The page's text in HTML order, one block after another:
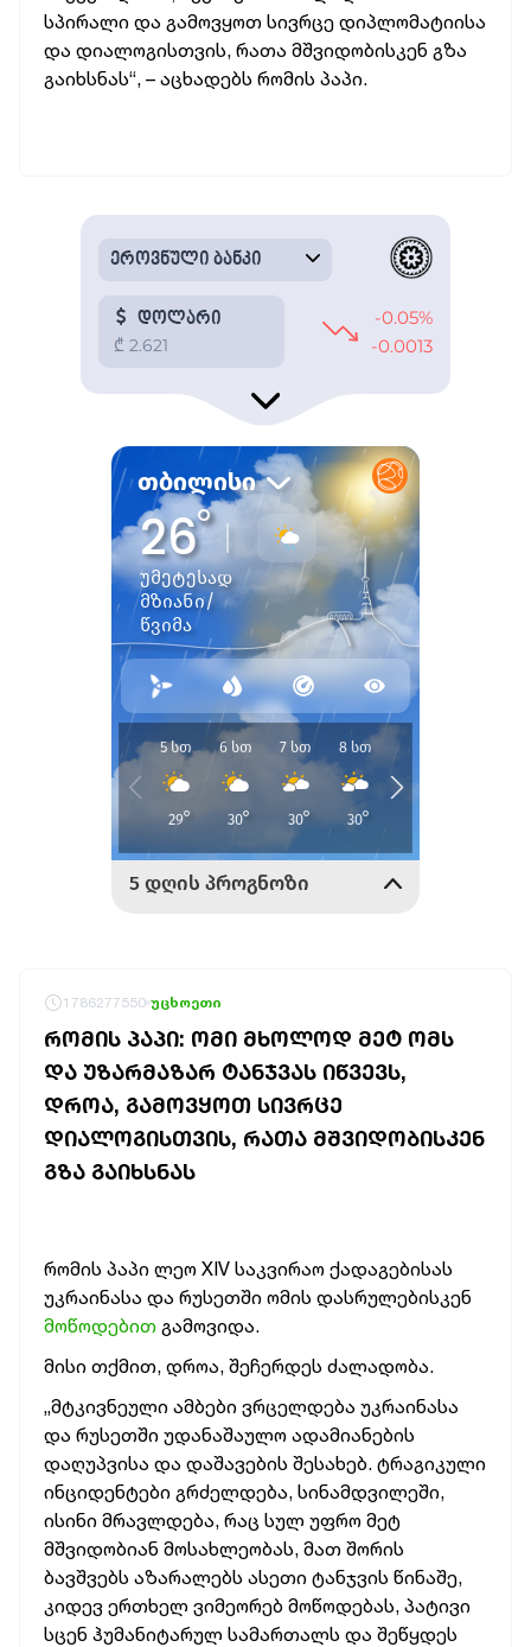
სპირალი და გამოვყოთ სივრცე დიპლომატიისა
და დიალოგისთვის, რათა მშვიდობისკენ გზა
გაიხსნას“, – აცხადებს რომის პაპი.
1786277550 უცხოეთი
ᲠᲝᲛᲘᲡ ᲞᲐᲞᲘ: ᲝᲛᲘ ᲛᲮᲝᲚᲝᲓ ᲛᲔᲢ ᲝᲛᲡ
ᲓᲐ ᲣᲖᲐᲠᲛᲐᲖᲐᲠ ᲢᲐᲜᲯᲕᲐᲡ ᲘᲬᲕᲔᲕᲡ,
ᲓᲠᲝᲐ, ᲒᲐᲛᲝᲕᲧᲝᲗ ᲡᲘᲕᲠᲪᲔ
ᲓᲘᲐᲚᲝᲒᲘᲡᲗᲕᲘᲡ, ᲠᲐᲗᲐ ᲛᲨᲕᲘᲓᲝᲑᲘᲡᲙᲔᲜ
ᲒᲖᲐ ᲒᲐᲘᲮᲡᲜᲐᲡ
რომის პაპი ლეო XIV საკვირაო ქადაგებისას
უკრაინასა და რუსეთში ომის დასრულებისკენ
მოწოდებით გამოვიდა.
მისი თქმით, დროა, შეჩერდეს ძალადობა.
„მტკივნეული ამბები ვრცელდება უკრაინასა
და რუსეთში უდანაშაულო ადამიანების
დაღუპვისა და დაშავების შესახებ. ტრაგიკული
ინციდენტები გრძელდება, სინამდვილეში,
ისინი მრავლდება, რაც სულ უფრო მეტ
მშვიდობიან მოსახლეობას, მათ შორის
ბავშვებს აზარალებს ასეთი ტანჯვის წინაშე,
კიდევ ერთხელ ვიმეორებ მოწოდებას, პატივი
სცენ ჰუმანიტარულ სამართალს და შეწყდეს